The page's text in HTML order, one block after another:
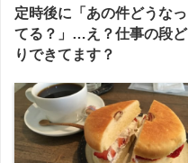
定時後に「あの件どうなっ
てる？」…え？仕事の段ど
りできてます？